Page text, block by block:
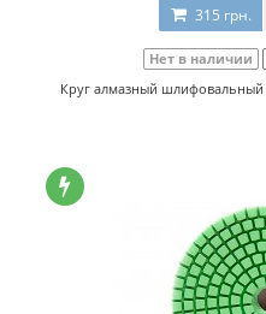
315 грн.
Нет в наличии
Круг алмазный шлифовальный